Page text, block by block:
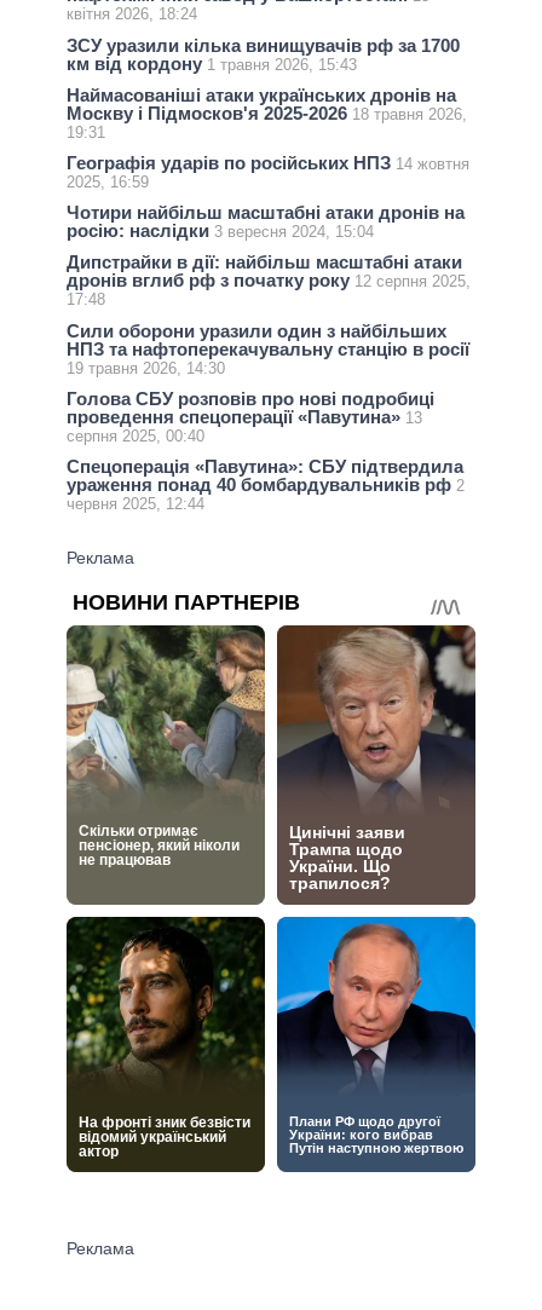
квітня 2026, 18:24
ЗСУ уразили кілька винищувачів рф за 1700
км від кордону 1 травня 2026, 15:43
Наймасованіші атаки українських дронів на
Москву і Підмосков'я 2025-2026 18 травня 2026,
19:31
Географія ударів по російських НПЗ 14 жовтня
2025, 16:59
Чотири найбільш масштабні атаки дронів на
росію: наслідки 3 вересня 2024, 15:04
Дипстрайки в дії: найбільш масштабні атаки
дронів вглиб рф з початку року 12 серпня 2025,
17:48
Сили оборони уразили один з найбільших
НПЗ та нафтоперекачувальну станцію в росії
19 травня 2026, 14:30
Голова СБУ розповів про нові подробиці
проведення спецоперації «Павутина» 13
серпня 2025, 00:40
Спецоперація «Павутина»: СБУ підтвердила
ураження понад 40 бомбардувальників рф 2
червня 2025, 12:44